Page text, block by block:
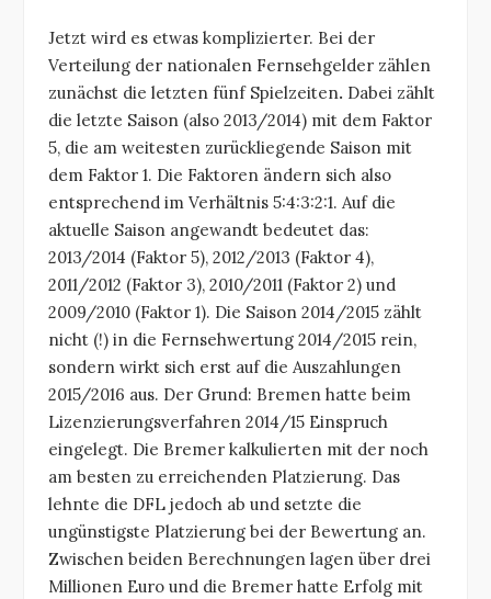
Jetzt wird es etwas komplizierter. Bei der
Verteilung der nationalen Fernsehgelder zählen
zunächst die letzten fünf Spielzeiten. Dabei zählt
die letzte Saison (also 2013/2014) mit dem Faktor
5, die am weitesten zurückliegende Saison mit
dem Faktor 1. Die Faktoren ändern sich also
entsprechend im Verhältnis 5:4:3:2:1. Auf die
aktuelle Saison angewandt bedeutet das:
2013/2014 (Faktor 5), 2012/2013 (Faktor 4),
2011/2012 (Faktor 3), 2010/2011 (Faktor 2) und
2009/2010 (Faktor 1). Die Saison 2014/2015 zählt
nicht (!) in die Fernsehwertung 2014/2015 rein,
sondern wirkt sich erst auf die Auszahlungen
2015/2016 aus. Der Grund: Bremen hatte beim
Lizenzierungsverfahren 2014/15 Einspruch
eingelegt. Die Bremer kalkulierten mit der noch
am besten zu erreichenden Platzierung. Das
lehnte die DFL jedoch ab und setzte die
ungünstigste Platzierung bei der Bewertung an.
Zwischen beiden Berechnungen lagen über drei
Millionen Euro und die Bremer hatte Erfolg mit